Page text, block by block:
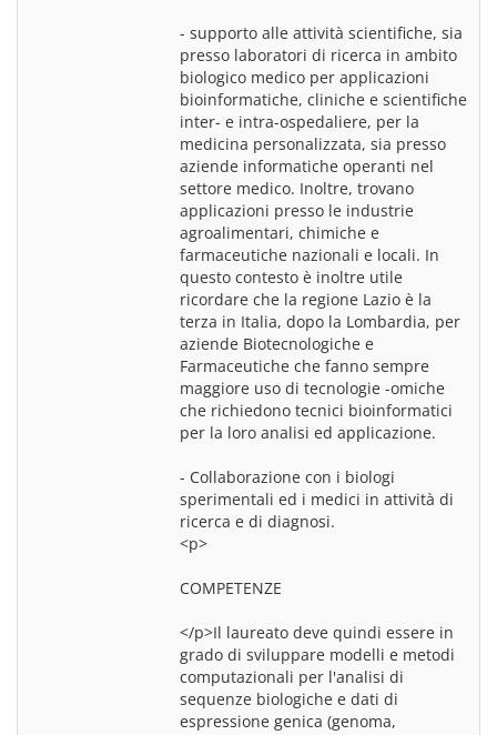
- supporto alle attività scientifiche, sia
presso laboratori di ricerca in ambito
biologico medico per applicazioni
bioinformatiche, cliniche e scientifiche
inter- e intra-ospedaliere, per la
medicina personalizzata, sia presso
aziende informatiche operanti nel
settore medico. Inoltre, trovano
applicazioni presso le industrie
agroalimentari, chimiche e
farmaceutiche nazionali e locali. In
questo contesto è inoltre utile
ricordare che la regione Lazio è la
terza in Italia, dopo la Lombardia, per
aziende Biotecnologiche e
Farmaceutiche che fanno sempre
maggiore uso di tecnologie -omiche
che richiedono tecnici bioinformatici
per la loro analisi ed applicazione.
- Collaborazione con i biologi
sperimentali ed i medici in attività di
<p>
COMPETENZE
</p>Il laureato deve quindi essere in
grado di sviluppare modelli e metodi
computazionali per l'analisi di
sequenze biologiche e dati di
espressione genica (genoma,